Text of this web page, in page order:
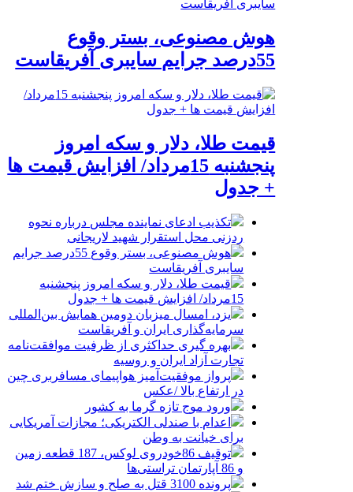
هوش مصنوعی، بستر وقوع
55درصد جرایم سایبری آفریقاست
قیمت طلا، دلار و سکه امروز
پنجشنبه 15مرداد/ افزایش قیمت ها
+ جدول
تکذیب ادعای نماینده مجلس درباره نحوه
ردزنی محل استقرار شهید لاریجانی
هوش مصنوعی، بستر وقوع 55درصد جرایم
سایبری آفریقاست
قیمت طلا، دلار و سکه امروز پنجشنبه
15مرداد/ افزایش قیمت ها + جدول
یزد، امسال میزبان دومین همایش بین‌المللی
سرمایه‌گذاری ایران و آفریقاست
بهره گیری حداکثری از ظرفیت موافقت‌نامه
تجارت آزاد ایران و روسیه
پرواز موفقیت‌آمیز هواپیمای مسافربری چین
در ارتفاع بالا /عکس
ورود موج تازه گرما به کشور
اعدام با صندلی الکتریکی؛ مجازات آمریکایی
برای خیانت به وطن
توقیف 86خودروی لوکس، 187 قطعه زمین
و 86 آپارتمان تراستی‌ها
پرونده 3100 قتل به صلح و سازش ختم شد